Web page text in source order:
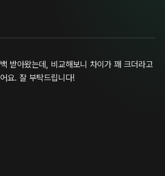
받아왔는데, 비교해보니 차이가 꽤 크더라고
요. 잘 부탁드립니다!